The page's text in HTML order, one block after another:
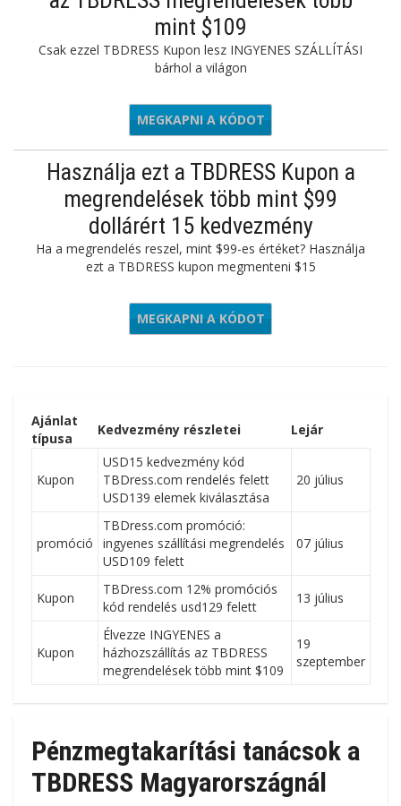
mint $109
Csak ezzel TBDRESS Kupon lesz INGYENES SZÁLLÍTÁSI
bárhol a világon
WM8
MEGKAPNI A KÓDOT
Használja ezt a TBDRESS Kupon a
megrendelések több mint $99
dollárért 15 kedvezmény
Ha a megrendelés reszel, mint $99-es értéket? Használja
ezt a TBDRESS kupon megmenteni $15
UMMER15
MEGKAPNI A KÓDOT
Ajánlat
típusa
Kedvezmény részletei Lejár
Kupon
USD15 kedvezmény kód
TBDress.com rendelés felett
USD139 elemek kiválasztása
20 július
promóció
TBDress.com promóció:
ingyenes szállítási megrendelés
USD109 felett
07 július
Kupon
TBDress.com 12% promóciós
kód rendelés usd129 felett
13 július
Kupon
Élvezze INGYENES a
házhozszállítás az TBDRESS
megrendelések több mint $109
19
szeptember
Pénzmegtakarítási tanácsok a
TBDRESS Magyarországnál